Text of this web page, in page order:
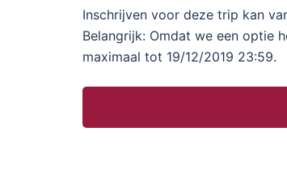
Inschrijven voor deze trip kan
Belangrijk: Omdat we een optie
maximaal tot 19/12/2019 23:59.